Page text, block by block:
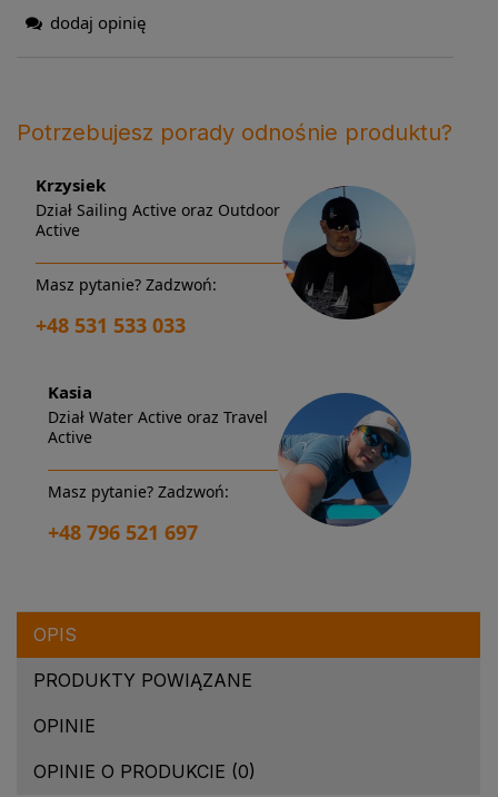
dodaj opinię
Potrzebujesz porady odnośnie produktu?
Krzysiek
Dział Sailing Active oraz Outdoor
Active
Masz pytanie? Zadzwoń:
+48 531 533 033
Kasia
Dział Water Active oraz Travel
Active
Masz pytanie? Zadzwoń:
+48 796 521 697
OPIS
PRODUKTY POWIĄZANE
OPINIE
OPINIE O PRODUKCIE (0)